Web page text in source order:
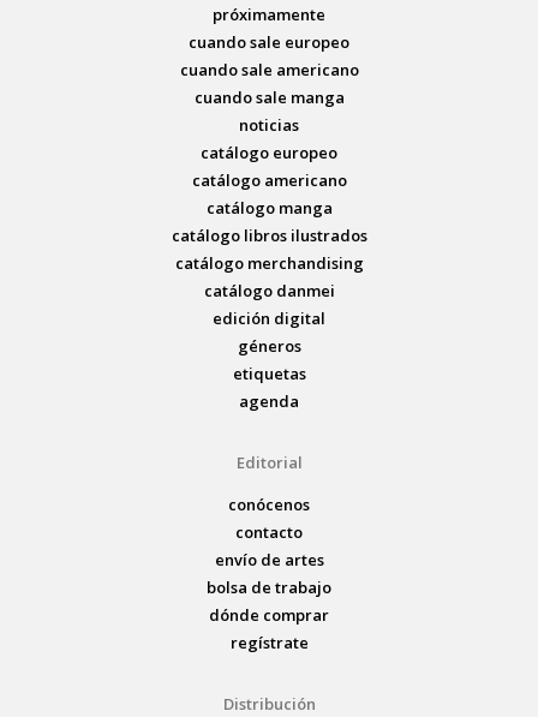
próximamente
cuando sale europeo
cuando sale americano
cuando sale manga
noticias
catálogo europeo
catálogo americano
catálogo manga
catálogo libros ilustrados
catálogo merchandising
catálogo danmei
edición digital
géneros
etiquetas
agenda
Editorial
conócenos
contacto
envío de artes
bolsa de trabajo
dónde comprar
regístrate
Distribución